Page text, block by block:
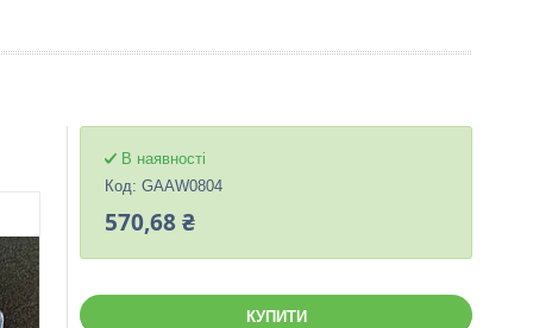
В наявності
Код: GAAW0804
570,68 ₴
КУПИТИ